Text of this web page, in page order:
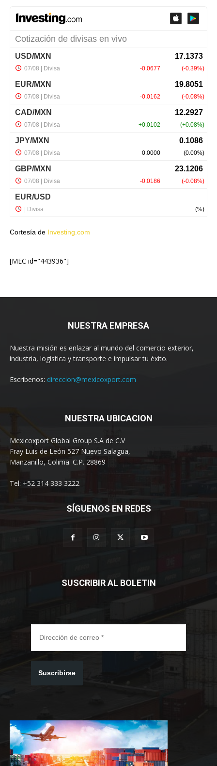
Cortesía de Investing.com
[MEC id="443936"]
NUESTRA EMPRESA
Nuestra misión es enlazar al mundo del comercio exterior,
industria, logística y transporte e impulsar tu éxito.
Escríbenos: direccion@mexicoxport.com
NUESTRA UBICACION
Mexicoxport Global Group S.A de C.V
Fray Luis de León 527 Nuevo Salagua,
Manzanillo, Colima. C.P. 28869
Tel: +52 314 333 3222
SÍGUENOS EN REDES
SUSCRIBIR AL BOLETIN
Suscribirse